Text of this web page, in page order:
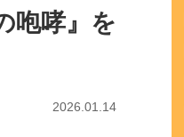
咆哮』を
2026.01.14